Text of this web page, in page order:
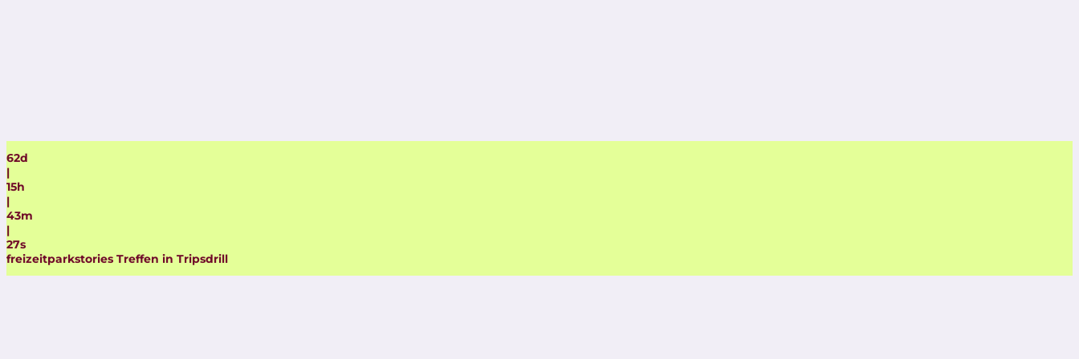
62d
|
15h
|
43m
|
26s
freizeitparkstories Treffen in Tripsdrill